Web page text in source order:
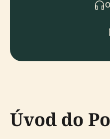
Úvod do